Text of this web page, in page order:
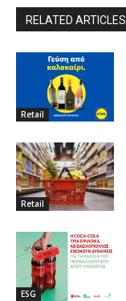
RELATED ARTICLES
Retail
Retail
ESG